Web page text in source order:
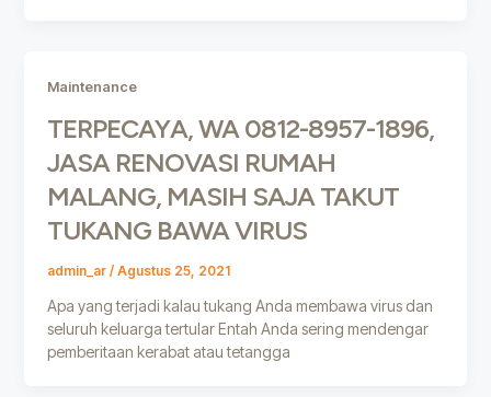
Maintenance
TERPECAYA, WA 0812-8957-1896,
JASA RENOVASI RUMAH
MALANG, MASIH SAJA TAKUT
TUKANG BAWA VIRUS
admin_ar / Agustus 25, 2021
Apa yang terjadi kalau tukang Anda membawa virus dan
seluruh keluarga tertular Entah Anda sering mendengar
pemberitaan kerabat atau tetangga